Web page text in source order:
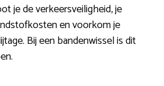
je de verkeersveiligheid, je
en voorkom je
Bij een bandenwissel is dit